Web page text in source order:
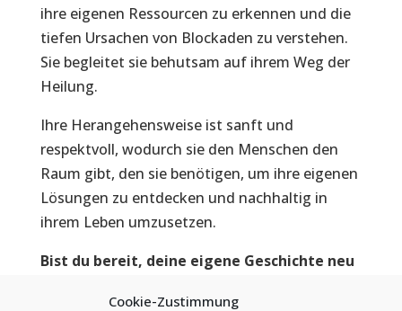
Cookie-Zustimmung
ihre eigenen Ressourcen zu erkennen und die
tiefen Ursachen von Blockaden zu verstehen.
Sie begleitet sie behutsam auf ihrem Weg der
Heilung.
Ihre Herangehensweise ist sanft und
respektvoll, wodurch sie den Menschen den
Raum gibt, den sie benötigen, um ihre eigenen
Lösungen zu entdecken und nachhaltig in
ihrem Leben umzusetzen.
Bist du bereit, deine eigene Geschichte neu